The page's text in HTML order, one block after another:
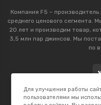
Компания F5 –
среднего ценового сегмента.
20 лет и производим товар,
3,5 млн пар джинсов. Мы
по
Для улучшения работы
пользователями мы